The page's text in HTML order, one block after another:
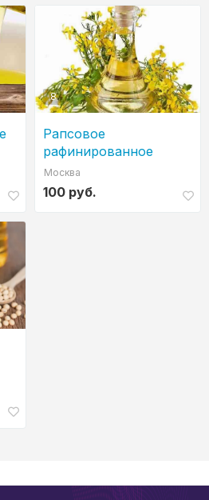
8
Рапсовое
рафинированное
дезодорированное
масло от
производителя
Москва
100 руб.